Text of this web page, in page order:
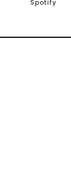
Spotify